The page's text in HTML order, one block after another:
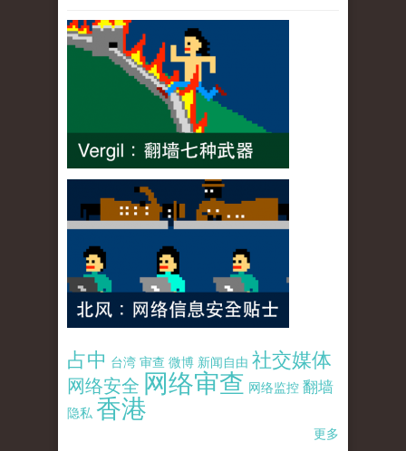
占中 台湾 审查 微博 新闻自由 社交媒体
网络安全 网络审查 网络监控 翻墙
隐私 香港
更多